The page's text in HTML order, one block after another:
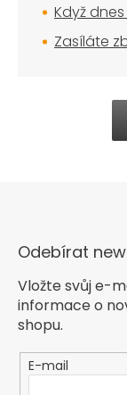
Když
Zasíláte
Odebírat
Vložte svůj e-
informace o
shopu.
E-mail